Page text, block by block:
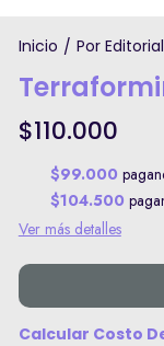
Inicio / Por Editorial
$110.000
$99.000
$104.500
Ver más detalles
Calcular Costo